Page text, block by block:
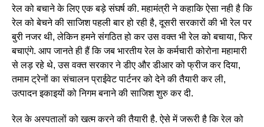
रेल को बचाने के लिए एक बड़े संघर्ष की. महामंत्री ने कहाकि ऐसा नही है कि
रेल को बेचने की साजिश पहली बार हो रही है, दूसरी सरकारों की भी रेल पर
बुरी नजर थी, लेकिन हमने संगठित हो कर उस वक्त भी रेल को बचाया, फिर
बचाएंगे. आप जानते ही हैं कि जब भारतीय रेल के कर्मचारी कोरोना महामारी
से लड़ रहे थे, उस वक्त सरकार ने डीए और डीआर को फ्रीज कर दिया,
तमाम ट्रेनों का संचालन प्राईवेट पार्टनर को देने की तैयारी कर ली,
उत्पादन इकाइयों को निगम बनाने की साजिश शुरु कर दी.
रेल के अस्पतालों को खत्म करने की तैयारी है. ऐसे में जरूरी है कि रेल को